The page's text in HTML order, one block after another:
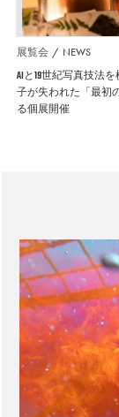
展覧会 NEWS
AIと19世紀写真技法
子が失われた「最初
る個展開催